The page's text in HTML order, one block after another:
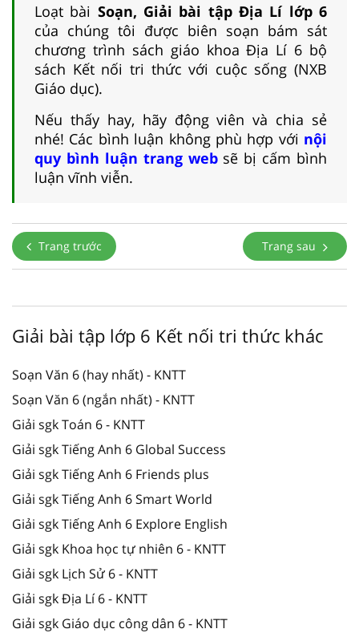
Loạt bài Soạn, Giải bài tập Địa Lí lớp 6
của chúng tôi được biên soạn bám sát
chương trình sách giáo khoa Địa Lí 6 bộ
sách Kết nối tri thức với cuộc sống (NXB
Giáo dục).
Nếu thấy hay, hãy động viên và chia sẻ
nhé! Các bình luận không phù hợp với nội
quy bình luận trang websẽ bị cấm bình
luận vĩnh viễn.
Trang trước Trang sau
Giải bài tập lớp 6 Kết nối tri thức khác
Soạn Văn 6 (hay nhất) - KNTT
Soạn Văn 6 (ngắn nhất) - KNTT
Giải sgk Toán 6 - KNTT
Giải sgk Tiếng Anh 6 Global Success
Giải sgk Tiếng Anh 6 Friends plus
Giải sgk Tiếng Anh 6 Smart World
Giải sgk Tiếng Anh 6 Explore English
Giải sgk Khoa học tự nhiên 6 - KNTT
Giải sgk Lịch Sử 6 - KNTT
Giải sgk Địa Lí 6 - KNTT
Giải sgk Giáo dục công dân 6 - KNTT